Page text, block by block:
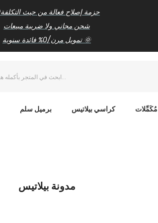
🌱حزمة إصلاح فعالة من حيث التكلفة
شحن مجاني ولا ضريبة مبيعات
تمويل مرن/0% فائدة سنوية 🌞
برميل سلم كراسي بيلاتيس مُكَمِّلات
مدونة بيلاتيس